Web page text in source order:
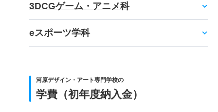
3DCGゲーム・アニメ科
eスポーツ学科
河原デザイン・アート専門学校の
学費（初年度納入金）